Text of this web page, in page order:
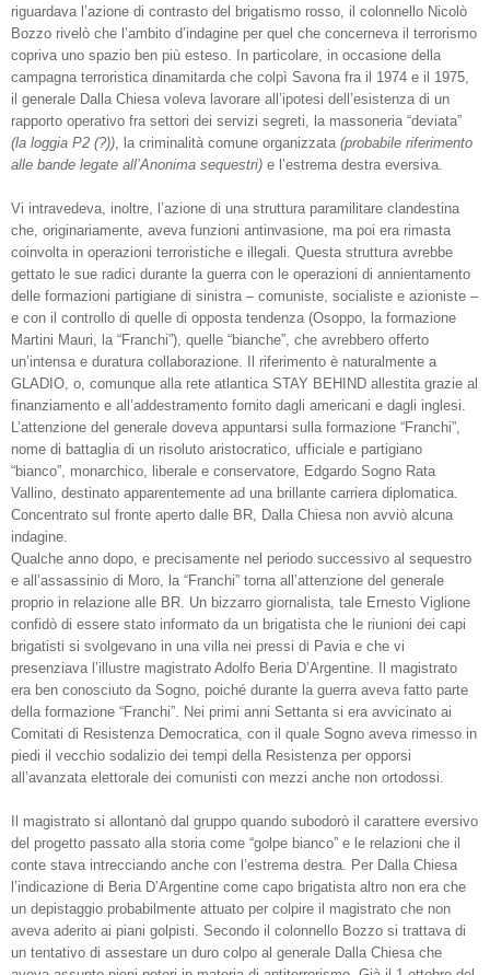
riguardava l’azione di contrasto del brigatismo rosso, il colonnello Nicolò
Bozzo rivelò che l’ambito d’indagine per quel che concerneva il terrorismo
copriva uno spazio ben più esteso. In particolare, in occasione della
campagna terroristica dinamitarda che colpì Savona fra il 1974 e il 1975,
il generale Dalla Chiesa voleva lavorare all’ipotesi dell’esistenza di un
rapporto operativo fra settori dei servizi segreti, la massoneria “deviata”
(la loggia P2 (?)), la criminalità comune organizzata (probabile riferimento
alle bande legate all’Anonima sequestri) e l’estrema destra eversiva.
Vi intravedeva, inoltre, l’azione di una struttura paramilitare clandestina
che, originariamente, aveva funzioni antinvasione, ma poi era rimasta
coinvolta in operazioni terroristiche e illegali. Questa struttura avrebbe
gettato le sue radici durante la guerra con le operazioni di annientamento
delle formazioni partigiane di sinistra – comuniste, socialiste e azioniste –
e con il controllo di quelle di opposta tendenza (Osoppo, la formazione
Martini Mauri, la “Franchi”), quelle “bianche”, che avrebbero offerto
un’intensa e duratura collaborazione. Il riferimento è naturalmente a
GLADIO, o, comunque alla rete atlantica STAY BEHIND allestita grazie al
finanziamento e all’addestramento fornito dagli americani e dagli inglesi.
L’attenzione del generale doveva appuntarsi sulla formazione “Franchi”,
nome di battaglia di un risoluto aristocratico, ufficiale e partigiano
“bianco”, monarchico, liberale e conservatore, Edgardo Sogno Rata
Vallino, destinato apparentemente ad una brillante carriera diplomatica.
Concentrato sul fronte aperto dalle BR, Dalla Chiesa non avviò alcuna
indagine.
Qualche anno dopo, e precisamente nel periodo successivo al sequestro
e all’assassinio di Moro, la “Franchi” torna all’attenzione del generale
proprio in relazione alle BR. Un bizzarro giornalista, tale Ernesto Viglione
confidò di essere stato informato da un brigatista che le riunioni dei capi
brigatisti si svolgevano in una villa nei pressi di Pavia e che vi
presenziava l’illustre magistrato Adolfo Beria D’Argentine. Il magistrato
era ben conosciuto da Sogno, poiché durante la guerra aveva fatto parte
della formazione “Franchi”. Nei primi anni Settanta si era avvicinato ai
Comitati di Resistenza Democratica, con il quale Sogno aveva rimesso in
piedi il vecchio sodalizio dei tempi della Resistenza per opporsi
all’avanzata elettorale dei comunisti con mezzi anche non ortodossi.
Il magistrato si allontanò dal gruppo quando subodorò il carattere eversivo
del progetto passato alla storia come “golpe bianco” e le relazioni che il
conte stava intrecciando anche con l’estrema destra. Per Dalla Chiesa
l’indicazione di Beria D’Argentine come capo brigatista altro non era che
un depistaggio probabilmente attuato per colpire il magistrato che non
aveva aderito ai piani golpisti. Secondo il colonnello Bozzo si trattava di
un tentativo di assestare un duro colpo al generale Dalla Chiesa che